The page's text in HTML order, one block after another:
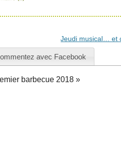
Jeudi musical… et
avec Facebook
barbecue 2018»